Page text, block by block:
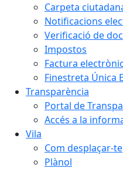
Carpeta
Notificacions
Verificació de
Impostos
Factura
Finestreta Única
Transparència
Portal de
Accés a la
Vila
Com desplaçar-te
Plànol